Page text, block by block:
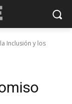
Inclusión y los